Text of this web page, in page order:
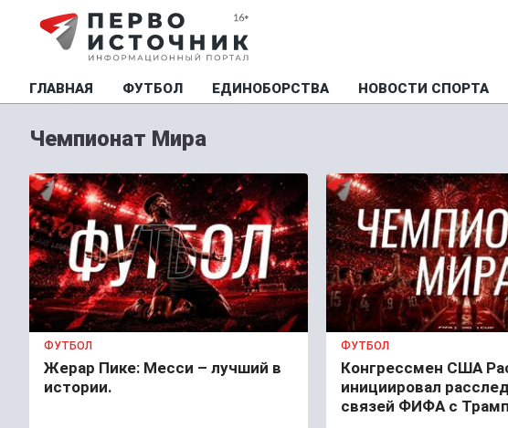
ГЛАВНАЯ ФУТБОЛ ЕДИНОБОРСТВА НОВОСТИ СПОРТА
Чемпионат Мира
ФУТБОЛ
Жерар Пике: Месси – лучший в
истории.
ФУТБОЛ
Конгрессмен США
инициировал
связей ФИФА с